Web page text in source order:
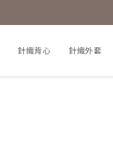
針織背心 針織外套